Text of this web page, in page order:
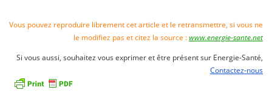
Vous pouvez reproduire librement cet article et le retransmettre, si vous ne
le modifiez pas et citez la source :www.energie-sante.net
Si vous aussi, souhaitez vous exprimer et être présent sur Energie-Santé,
Contactez-nous